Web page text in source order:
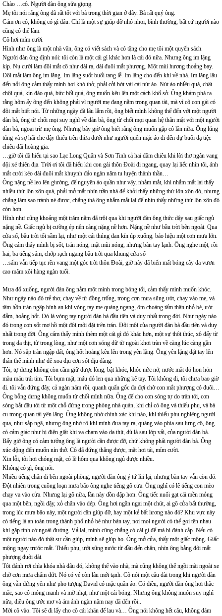
Chào …cô. Người đàn ông sửa giọng.
Mẹ tôi nói rằng ông đã rất tốt với bà trong thời gian ở đây. Bà rất quý ông.
Cám ơn cô, không có gì đâu. Chỉ là một sự giúp đỡ nhỏ nhoi, bình thường, bất cứ người nào
cũng có thể làm.
Cô hơi mỉm cười.
Hình như ông là một nhà văn, ông có viết sách và có tặng cho mẹ tôi một quyển sách.
Người đàn ông định nói: tôi còn là một cái gì khác hơn là cái đó nữa. Nhưng ông im lặng
kịp. Nụ cười làm đôi mắt cô như dài ra, dài đuôi mắt phượng. Một mùi hương thoảng bay.
Đôi mắt làm ông im lặng. Im lặng suốt buổi tang lễ. Im lặng cho đến khi về nhà. Im lặng lâu
đến nỗi ông cảm thấy mình hơi khó thở, phải cởi bớt vài cái nút áo. Nút áo nhiều quá, chật
chội quá, kín đáo quá, bức bối quá, ông muốn kêu lên một cách khổ sở. Ông khám phá ra
rằng hôm ấy ông đến không phải vì người mẹ đang nằm trong quan tài, mà vì cô con gái có
đôi mắt biết nói. Từ những ngày đã lâu lắm rồi, ông biết mình không thể đến với một người
đàn bà, ông từ chối mọi suy nghĩ về đàn bà, ông từ chối mọi quan hệ thân mật với một người
đàn bà, ngoại trừ mẹ ông. Nhưng bây giờ ông biết rằng ông muốn gặp cô lần nữa. Ông lúng
túng và sợ hãi che đậy thiếu trên thừa dưới như người quên mặc áo đi đến dự buổi dạ tiệc
chiêu đãi hoàng gia.
…giờ tôi đã hiểu tại sao Lạc Long Quân và Sơn Tinh cả hai đăm chiêu khi lời thơ ngân vang
dội xé thiên địa. Trời ơi tôi đã hiểu khi con gái thôn Đoài đi ngang, quay lại liếc nhìn tôi, ánh
mắt cười kéo dài đuôi mắt khuynh đảo ngàn năm tu luyện thành thần…
Ông nặng nề leo lên giường, để nguyên áo quần như vậy, nhắm mắt, khi nhắm mắt lại thấy
nhiều thứ lộn xộn quá, phải mở mắt nhìn trần nhà để khỏi thấy những thứ lộn xộn đó, nhưng
chẳng làm sao tránh né được, chẳng thà ông nhắm mắt lại để nhìn thấy những thứ lộn xộn đó
còn hơn.
Hình như cũng khoảng một trăm năm đã trôi qua khi người đàn ông thức dậy sau giấc ngủ
nặng nề. Giấc ngủ bị cưỡng ép nên càng nặng nề hơn. Nặng nề như bầu trời bên ngoài. Qua
cửa sổ, bầu trời tối sầm lại, như một cái thúng đan kín úp xuống, báo hiệu một cơn mưa lớn.
Ông cảm thấy mình bị sốt, trán nóng, mặt mũi nóng, nhưng bàn tay lạnh. Ông nghe một, rồi
hai, ba tiếng sấm, chớp rạch ngang bầu trời qua khung cửa sổ
…sấm vẫn tiếp tục rền vang một góc trời thôn Đoài, giờ này đã biến mất bóng cây đa vươn
cao mâm xôi hàng ngàn tuổi.
Mưa đổ xuống, người đàn ông nằm một mình trong bóng tối, cảm thấy mình muốn khóc.
Như ngày nào đó trẻ thơ, chạy về từ đồng trống, trong cơn mưa sũng ướt, chạy vào mẹ, và
tâm hồn tràn ngập bình an khi vòng tay mẹ quàng ngang, ôm choàng tấm thân nhỏ bé, ướt
đẫm, hoảng hốt. Đó là vòng tay người đàn bà đầu tiên và duy nhất trong đời. Như ngày nào
đó trong cơn sốt mơ hồ một đôi môi đặt trên trán. Đôi môi của người đàn bà đầu tiên và duy
nhất trong đời. Ông cảm thấy mình thèm một cái gì đó khác hơn, một sự thôi thúc, xô đẩy từ
trong da thịt, từ trong lòng, như một cơn sóng dữ từ ngoài khơi tràn về càng lúc càng gần
hơn. Nó sắp tràn ngập đất, ông hốt hoảng kêu lên trong yên lặng. Ông yên lặng đặt tay lên
thân thể mình như để xoa dịu cơn sốt dịu dàng.
Tôi, tự dưng không còn cầm giữ được lòng, bật khóc, khóc nức nở, nước mắt đỏ hon hỏn
màu máu trái tim. Tôi bụm mặt, máu đỏ len qua những kẽ tay. Tôi không đi, tôi chưa bao giờ
đi. tôi vẫn đứng đây, cả ngàn năm rồi, quanh quẩn gốc đa đợi chờ con mắt phượng có đuôi…
Ông bỗng dưng không muốn từ chối mình nữa. Ông để cho cơn sóng tự do tràn tới, cơn
sóng bắt đầu tới từ một chỗ đứng trong phòng nhà quàn, khi chỉ có ông và thiếu phụ, và bà
cụ trong quan tài yên lặng. Ông không nhớ chính xác khi nào, khi thiếu phụ nghiêng người
qua, như sắp ngã, nhưng ông nhớ rõ khi mình đưa tay ra, quàng vào phía sau lưng cô, ông
có cảm giác như bị điện giật khi va chạm vào da thịt, dù là sau lớp vải, của người đàn bà.
Bấy giờ ông có cảm tưởng ông là người cần được đỡ, chứ không phải người đàn bà. Ông
xúc động đến muốn nín thở. Cô đã đứng thẳng được, mặt hơi tái, mỉm cười.
Xin lỗi, tôi hơi chóng mặt, có lẽ hôm qua không ngủ được nhiều.
Không có gì, ông nói.
Nhiều tiếng chân đi bên ngoài phòng, người đàn ông ý tứ lùi lại, nhưng bàn tay vẫn còn đó.
Đột nhiên trong cuồng loạn mưa bão ông nghe tiếng gõ cửa. Ông nghĩ có lẽ tiếng con mèo
chạy va vào cửa. Nhưng lại gõ nữa, lần này dồn dập hơn. Ông tiếc nuối gạt cái mền mỏng
qua một bên, ngồi dậy, xỏ chân vào dép. Ông hơi ngần ngại một chút, ai gõ cửa bất thường,
trong lúc mưa bão này, một người cần giúp đỡ, hay một kẻ bất lương nào đó? Khu vực này
có tiếng là an toàn trong thành phố nhỏ bé như bàn tay, nơi mọi người có thể gọi tên nhau
khi gặp tình cờ ngoài đường. Vả lại, mình cũng chẳng có cái gì để mà bị đánh cắp. Nếu có
một người nào đó thật sự cần giúp, mình sẽ giúp họ. Ông mở cửa, thấy một giấc mộng. Giấc
mộng ngay trước mắt. Thiếu phụ, ướt sũng nước từ đầu đến chân, nhìn ông bằng đôi mắt
phượng đuôi dài.
Tôi đánh rơi chìa khóa nhà đâu đó, không thể vào nhà, mà cũng không thể ngồi mãi ngoài xe
chờ cơn mưa chấm dứt. Nó có vẻ còn lâu mới tạnh. Cô nói một câu dài trong khi người đàn
ông vẫn đứng yên như pho tượng David có mặc quần áo. Có điều, người đàn ông hơi thắc
mắc, sao cô mỏng manh và mờ nhạt, như một cái bóng. Nhưng ông không muốn suy nghĩ
nữa, điều ông ước mơ và ám ảnh ngàn năm nay đã đến rồi..
Mời cô vào. Tôi sẽ đi lấy cho cô cái khăn để lau và… Ông nói không hết câu, không dám